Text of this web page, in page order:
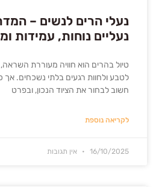
נעלי הרים לנשים –
נעליים נוחות, עמידות
טיול בהרים הוא חוויה מעוררת
לטבע ולחוות רגעים בלתי נשכחים. אך
חשוב לבחור את הציוד הנכון, ובפרט
לקריאה נוספת
16/10/2025 אין תגובות